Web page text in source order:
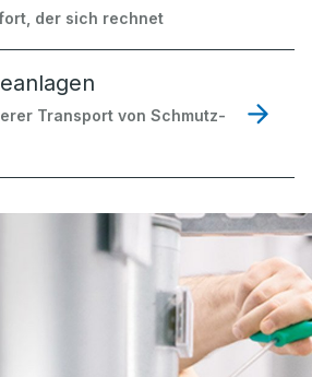
der sich rechnet
Transport von Schmutz-